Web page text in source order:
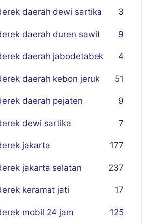
daerah dewi sartika 3
daerah duren sawit 9
daerah jabodetabek 4
daerah kebon jeruk 51
daerah pejaten 9
dewi sartika 7
jakarta 177
jakarta selatan 237
keramat jati 17
mobil 24 jam 125